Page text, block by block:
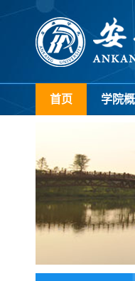
首页 学院